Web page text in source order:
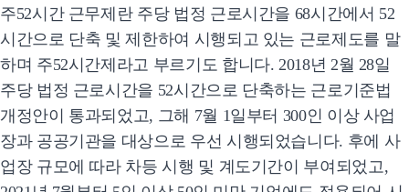
주52시간 근무제란 주당 법정 근로시간을 68시간에서 52
시간으로 단축 및 제한하여 시행되고 있는 근로제도를 말
하며 주52시간제라고 부르기도 합니다. 2018년 2월 28일
주당 법정 근로시간을 52시간으로 단축하는 근로기준법
개정안이 통과되었고, 그해 7월 1일부터 300인 이상 사업
장과 공공기관을 대상으로 우선 시행되었습니다. 후에 사
업장 규모에 따라 차등 시행 및 계도기간이 부여되었고,